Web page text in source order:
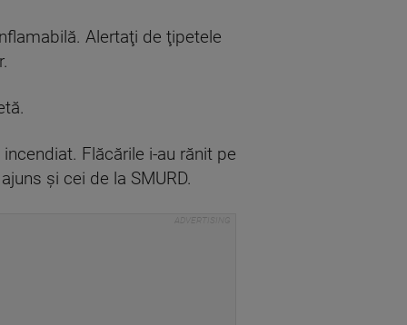
Alertaţi de ţipetele
Flăcările i-au rănit pe
şi cei de la SMURD.